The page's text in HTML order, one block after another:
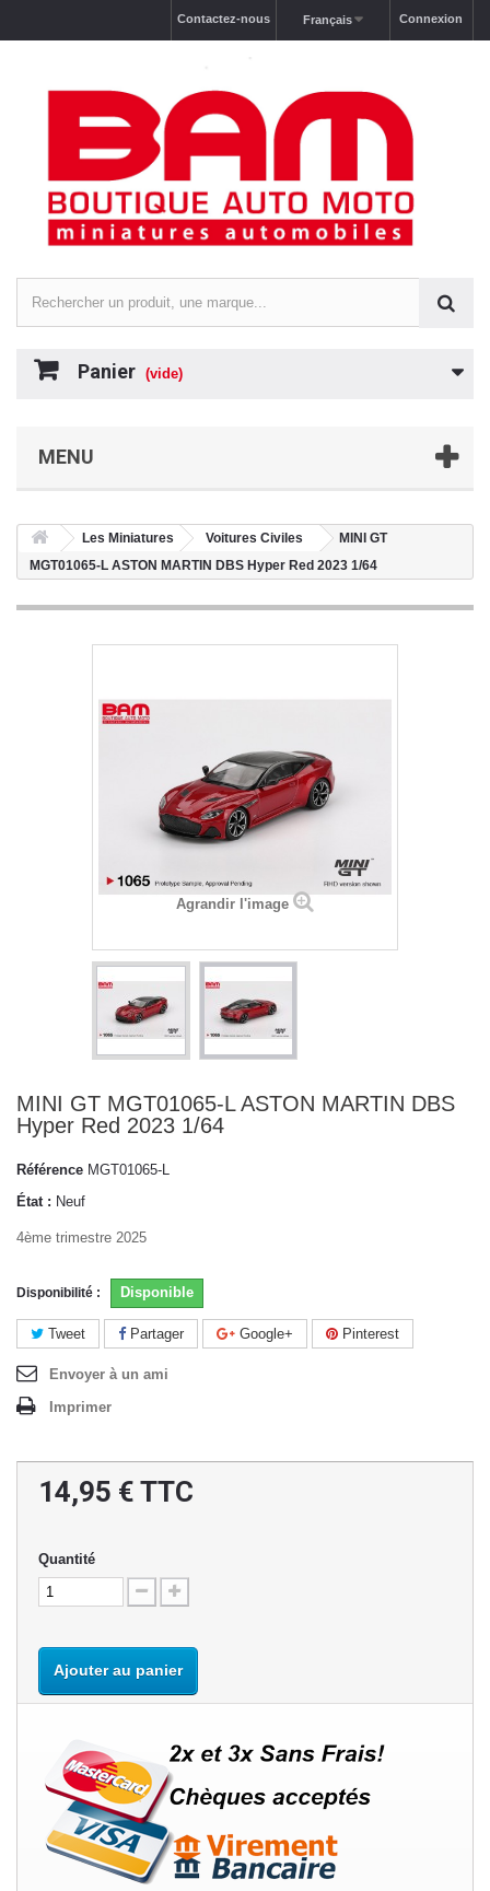
Connexion
Français
Contactez-nous
Panier (vide)
MENU
Les Miniatures Voitures Civiles
MINI GT
MGT01065-L ASTON MARTIN DBS Hyper Red 2023 1/64
Agrandir l'image
MINI GT MGT01065-L ASTON MARTIN DBS
Hyper Red 2023 1/64
Référence MGT01065-L
État : Neuf
4ème trimestre 2025
Disponibilité : Disponible
Tweet Partager Google+ Pinterest
Envoyer à un ami
Imprimer
14,95 € TTC
Quantité
Ajouter au panier